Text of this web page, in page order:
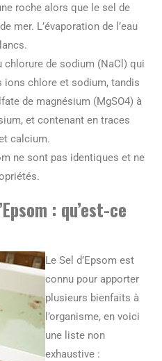
roche alors que le sel de
mer. L’évaporation de l’eau
chlorure de sodium (NaCl) qui
ions chlore et sodium, tandis
de magnésium (MgSO4) à
et contenant en traces
calcium.
ne sont pas identiques et ne
: qu’est-ce
Le Sel d’Epsom est
connu pour apporter
plusieurs bienfaits à
l’organisme, en voici
une liste non
exhaustive :